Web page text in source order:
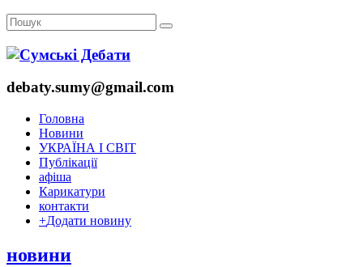
debaty.sumy@gmail.com
Головна
Новини
УКРАЇНА І СВІТ
Публікації
афіша
Карикатури
контакти
+Додати новину
новини